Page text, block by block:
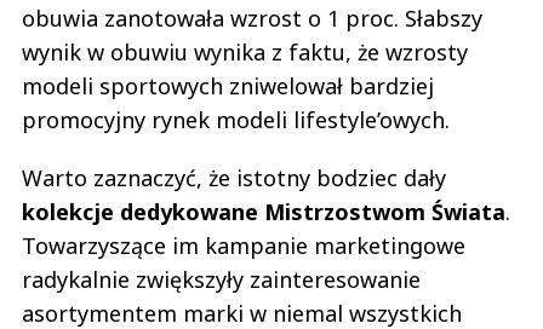
obuwia zanotowała wzrost o 1 proc. Słabszy
wynik w obuwiu wynika z faktu, że wzrosty
modeli sportowych zniwelował bardziej
promocyjny rynek modeli lifestyle’owych.
Warto zaznaczyć, że istotny bodziec dały
kolekcje dedykowane Mistrzostwom Świata.
Towarzyszące im kampanie marketingowe
radykalnie zwiększyły zainteresowanie
asortymentem marki w niemal wszystkich